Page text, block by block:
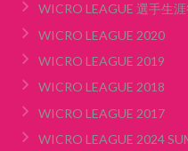
WICRO LEAGUE 選手生
WICRO LEAGUE 2020
WICRO LEAGUE 2019
WICRO LEAGUE 2018
WICRO LEAGUE 2017
WICRO LEAGUE 2024